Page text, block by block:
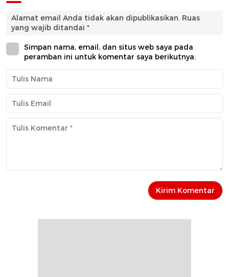
Alamat email Anda tidak akan dipublikasikan. Ruas
yang wajib ditandai *
Simpan nama, email, dan situs web saya pada
peramban ini untuk komentar saya berikutnya.